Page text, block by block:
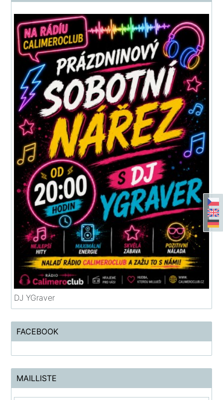
DJ YGraver
FACEBOOK
MAILLISTE